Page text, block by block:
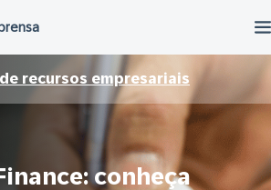
recursos empresariais
conheça